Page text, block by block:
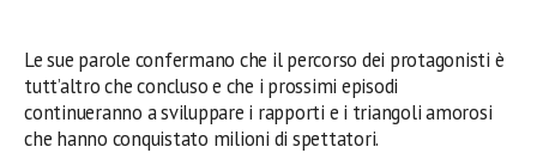
Le sue parole confermano che il percorso dei protagonisti è
tutt’altro che concluso e che i prossimi episodi
continueranno a sviluppare i rapporti e i triangoli amorosi
che hanno conquistato milioni di spettatori.